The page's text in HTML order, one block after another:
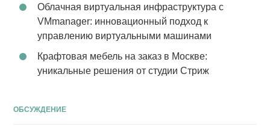
Облачная виртуальная инфраструктура с
VMmanager: инновационный подход к
управлению виртуальными машинами
Крафтовая мебель на заказ в Москве:
уникальные решения от студии Стриж
ОБСУЖДЕНИЕ